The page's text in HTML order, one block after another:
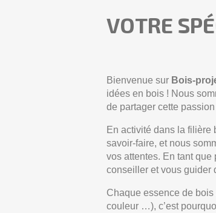
VOTRE
Bienvenue sur Bois-
idées en bois ! Nous
de partager cette
En activité dans la
savoir-faire, et nous
vos attentes. En tant
conseiller et vous guider
Chaque essence de
couleur …), c’est